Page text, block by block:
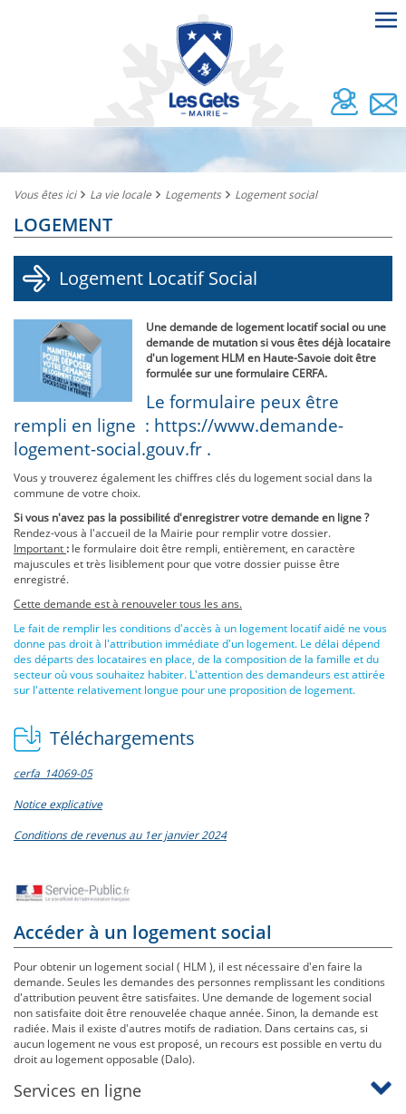
Vous êtes ici La vie locale Logements Logement social
LOGEMENT
Logement Locatif Social
Une demande de logement locatif social ou une
demande de mutation si vous êtes déjà locataire
d'un logement HLM en Haute-Savoie doit être
formulée sur une formulaire CERFA.
Le formulaire peux être
rempli en ligne : https://www.demande-
logement-social.gouv.fr .
Vous y trouverez également les chiffres clés du logement social dans la
commune de votre choix.
Si vous n'avez pas la possibilité d'enregistrer votre demande en ligne ?
Rendez-vous à l'accueil de la Mairie pour remplir votre dossier.
Important : le formulaire doit être rempli, entièrement, en caractère
majuscules et très lisiblement pour que votre dossier puisse être
enregistré.
Cette demande est à renouveler tous les ans.
Le fait de remplir les conditions d'accès à un logement locatif aidé ne vous
donne pas droit à l'attribution immédiate d'un logement. Le délai dépend
des départs des locataires en place, de la composition de la famille et du
secteur où vous souhaitez habiter. L'attention des demandeurs est attirée
sur l'attente relativement longue pour une proposition de logement.
Téléchargements
cerfa_14069-05
Notice explicative
Conditions de revenus au 1er janvier 2024
Accéder à un logement social
Pour obtenir un logement social ( HLM ), il est nécessaire d'en faire la
demande. Seules les demandes des personnes remplissant les conditions
d'attribution peuvent être satisfaites. Une demande de logement social
non satisfaite doit être renouvelée chaque année. Sinon, la demande est
radiée. Mais il existe d'autres motifs de radiation. Dans certains cas, si
aucun logement ne vous est proposé, un recours est possible en vertu du
droit au logement opposable (Dalo).
Services en ligne